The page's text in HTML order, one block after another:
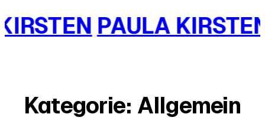
InhaltPAULA KIRSTEN
Kategorie: Allgemein